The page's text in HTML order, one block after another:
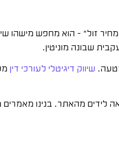
זול" – הוא מחפש מישהו
שבונה מוניטין.
שיווק דיגיטלי לעורכי דין
לידים מהאתר. בנינו